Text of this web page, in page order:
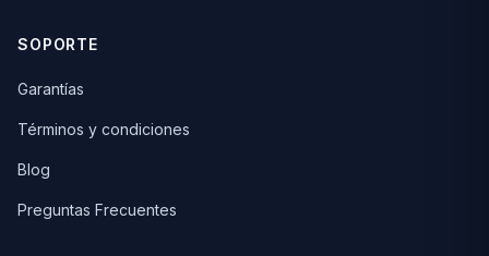
SOPORTE
Garantías
Términos y condiciones
Blog
Preguntas Frecuentes